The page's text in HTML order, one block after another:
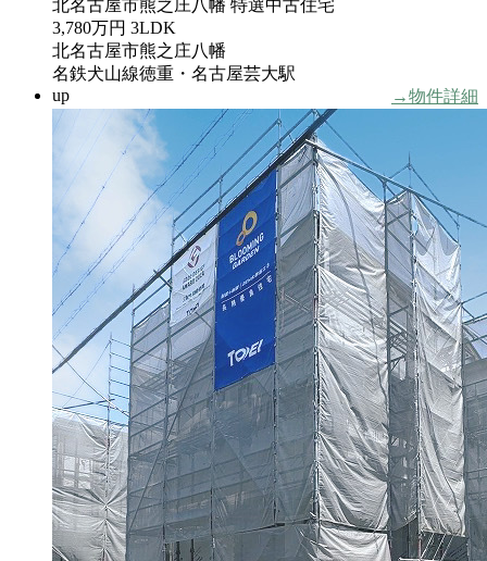
北名古屋市熊之庄八幡 特選中古住宅
3,780万円 3LDK
北名古屋市熊之庄八幡
名鉄犬山線徳重・名古屋芸大駅
→物件詳細
up